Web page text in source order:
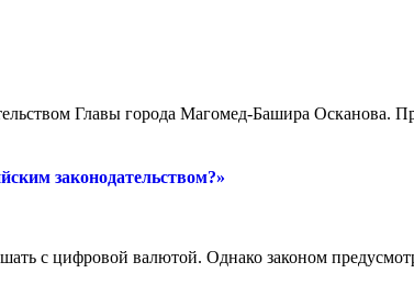
Главы города Магомед-Башира Осканова.
законодательством?»
с цифровой валютой. Однако законом